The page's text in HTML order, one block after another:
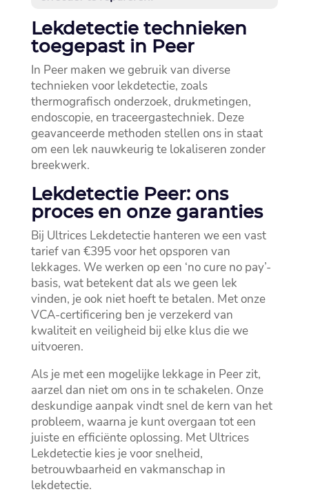
Lekdetectie technieken
toegepast in Peer
In Peer maken we gebruik van diverse
technieken voor lekdetectie, zoals
thermografisch onderzoek, drukmetingen,
endoscopie, en traceergastechniek.​ Deze
geavanceerde methoden stellen ons in staat
om een lek nauwkeurig te lokaliseren zonder
breekwerk.​
Lekdetectie Peer: ons
proces en onze garanties
Bij Ultrices Lekdetectie hanteren we een vast
tarief van €395 voor het opsporen van
lekkages.​ We werken op een ‘no cure no pay’-
basis, wat betekent dat als we geen lek
vinden, je ook niet hoeft te betalen.​ Met onze
VCA-certificering ben je verzekerd van
kwaliteit en veiligheid bij elke klus die we
uitvoeren.​
Als je met een mogelijke lekkage in Peer zit,
aarzel dan niet om ons in te schakelen.​ Onze
deskundige aanpak vindt snel de kern van het
probleem, waarna je kunt overgaan tot een
juiste en efficiënte oplossing.​ Met Ultrices
Lekdetectie kies je voor snelheid,
betrouwbaarheid en vakmanschap in
lekdetectie.​